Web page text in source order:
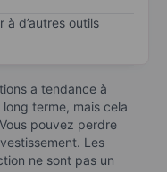
à d’autres outils
a tendance à
terme, mais cela
pouvez perdre
Les
ne sont pas un